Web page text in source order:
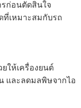
รก่อนตัดสินใจ
ที่เหมาะสมกับรถ
ให้เครื่องยนต์
และลดมลพิษจากไอ